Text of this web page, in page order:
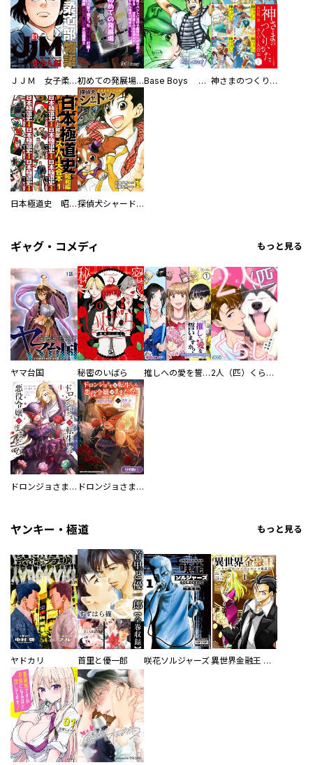
ＪＪＭ 女子柔道部物語 社会人編 初めての発展場 【白抜き修正版】 Base Boys 新装版 神さまのつくりかた。スーパー大合本
日本極道史 昭和編 スーパー大合本 探偵犬シャードック（新装版）
ギャグ・コメディ もっと見る
ヤマ台国 秘密のいばら 推しへの愛を誓いますか？～アラサー女子、推しは逃げぬが人生逃げる～ 2人（匹）くらし。
ドロンジョさまは転生しても悪役令嬢のままだった ドロンジョさまは転生しても悪役令嬢のままだった【分冊版】
ヤンキー・極道 もっと見る
ヤドカリ 首里と優一郎 咲花ソルジャーズ 異世界金融王 ～クローネ・ゴルディオンの覇道～